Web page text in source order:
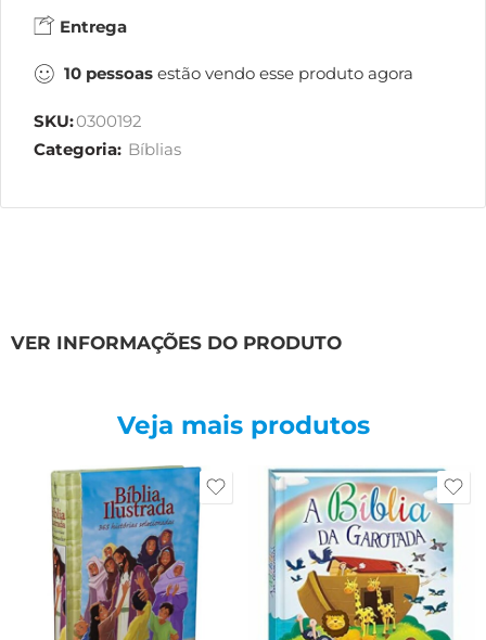
Entrega
10 pessoas estão vendo esse produto agora
SKU:0300192
Categoria: Bíblias
VER INFORMAÇÕES DO PRODUTO
Veja mais produtos